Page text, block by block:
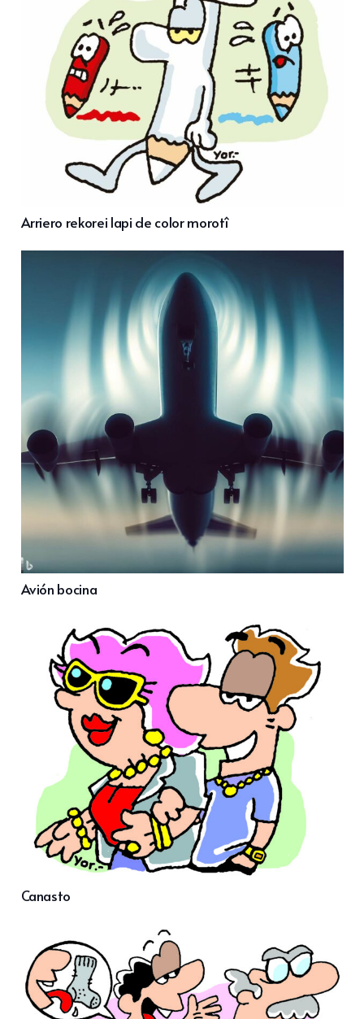
Arriero rekorei lapi de color morotî
Avión bocina
Canasto